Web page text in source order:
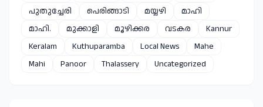
പുതുച്ചേരി
പെരിങ്ങാടി മയ്യഴി
മാഹി
മാഹി.
മുക്കാളി മൂഴിക്കര വടകര
Kannur
Keralam
Kuthuparamba Local News
Mahe
Mahi
Panoor Thalassery Uncategorized